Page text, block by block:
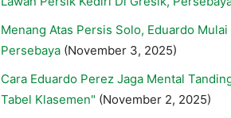
Menang Atas Persis Solo, Eduardo
Persebaya (November 3, 2025)
Cara Eduardo Perez Jaga Mental
Tabel Klasemen" (November 2, 2025)